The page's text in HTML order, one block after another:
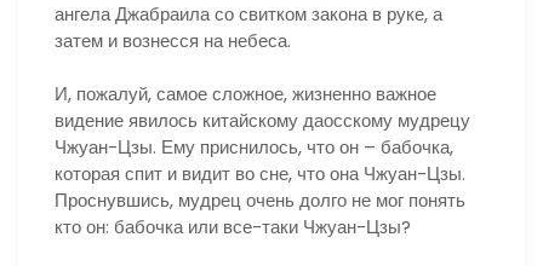
ангела Джабраила со свитком закона в руке, а
затем и вознесся на небеса.
И, пожалуй, самое сложное, жизненно важное
видение явилось китайскому даосскому мудрецу
Чжуан-Цзы. Ему приснилось, что он – бабочка,
которая спит и видит во сне, что она Чжуан-Цзы.
Проснувшись, мудрец очень долго не мог понять
кто он: бабочка или все-таки Чжуан-Цзы?